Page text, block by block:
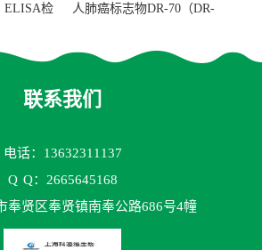
ELISA检
人肺癌标志物DR-70（DR-
联系我们
电话：13632311137
Q Q：2665645168
奉贤区奉贤镇南奉公路686号4幢